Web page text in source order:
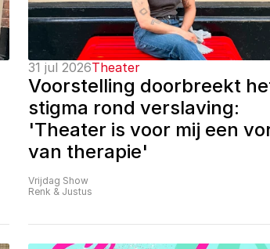
31 jul 2026Theater
Voorstelling doorbreekt
stigma rond verslaving:
'Theater is voor mij een
van therapie'
Vrijdag Show
Renk & Justus